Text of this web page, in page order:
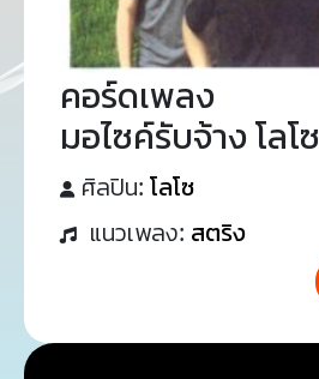
คอร์ดเพลง
มอไซค์รับจ้าง โลโซ
ศิลปิน: โลโซ
แนวเพลง: สตริง